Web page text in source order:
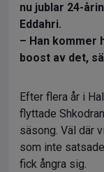
nu jublar 24-
Eddahri.
– Han kommer
boost av det,
Efter flera år i
flyttade
säsong. Väl där
som inte
fick ångra sig.